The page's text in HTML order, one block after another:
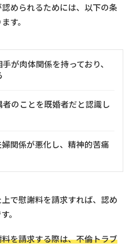
離婚の相談先
その他の男女問題
められるためには、以下の条
す。
が肉体関係を持っており、
のことを既婚者だと認識し
関係が悪化し、精神的苦痛
で慰謝料を請求すれば、認め
。
を請求する際は、不倫トラブ